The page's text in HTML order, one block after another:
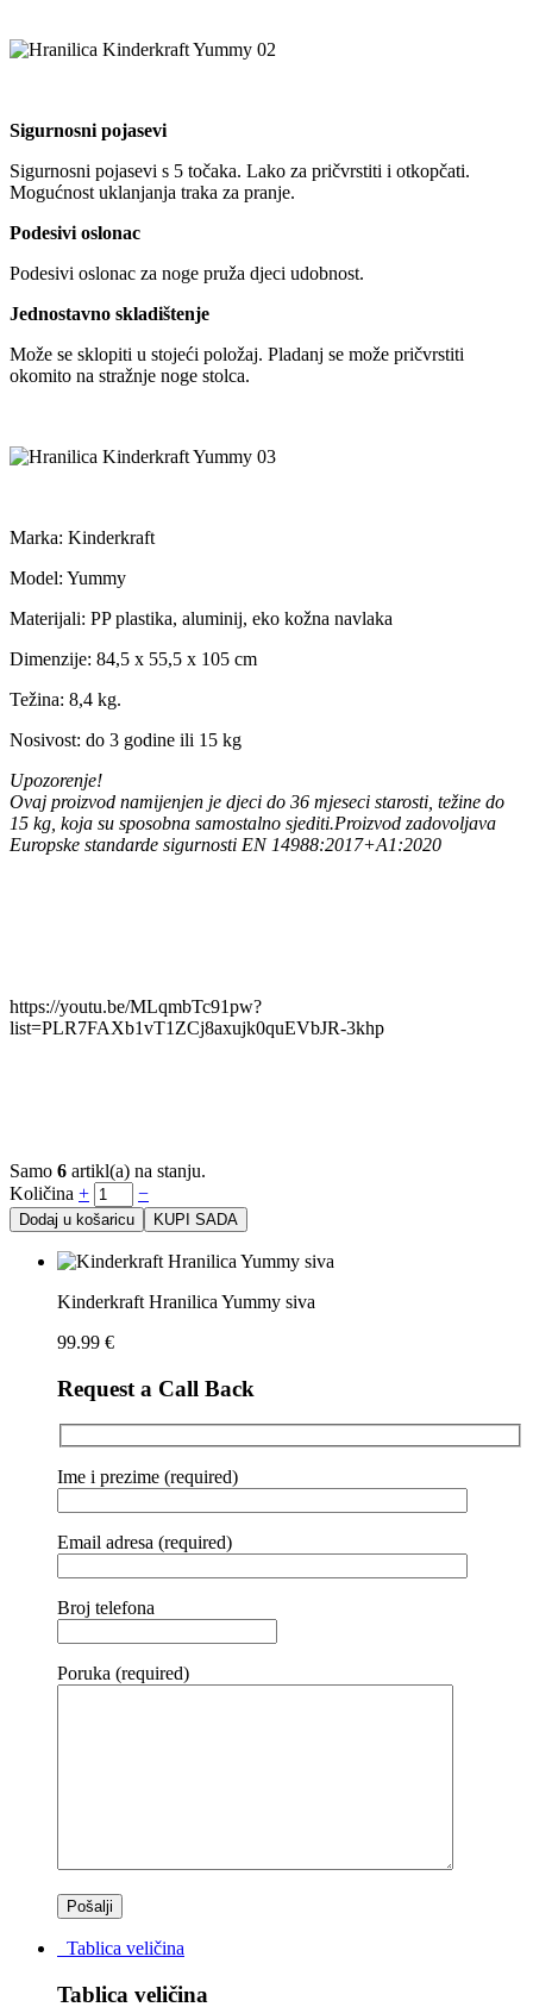
Sigurnosni pojasevi
Sigurnosni pojasevi s 5 točaka. Lako za pričvrstiti i otkopčati.
Mogućnost uklanjanja traka za pranje.
Podesivi oslonac
Podesivi oslonac za noge pruža djeci udobnost.
Jednostavno skladištenje
Može se sklopiti u stojeći položaj. Pladanj se može pričvrstiti
okomito na stražnje noge stolca.
Marka: Kinderkraft
Model: Yummy
Materijali: PP plastika, aluminij, eko kožna navlaka
Dimenzije: 84,5 x 55,5 x 105 cm
Težina: 8,4 kg.
Nosivost: do 3 godine ili 15 kg
Upozorenje!
Ovaj proizvod namijenjen je djeci do 36 mjeseci starosti, težine do
15 kg, koja su sposobna samostalno sjediti.Proizvod zadovoljava
Europske standarde sigurnosti EN 14988:2017+A1:2020
https://youtu.be/MLqmbTc91pw?
list=PLR7FAXb1vT1ZCj8axujk0quEVbJR-3khp
Samo 6 artikl(a) na stanju.
Količina + −
Dodaj u košaricu KUPI SADA
Kinderkraft Hranilica Yummy siva
99.99 €
Request a Call Back
Ime i prezime (required)
Email adresa (required)
Broj telefona
Poruka (required)
Tablica veličina
Tablica veličina